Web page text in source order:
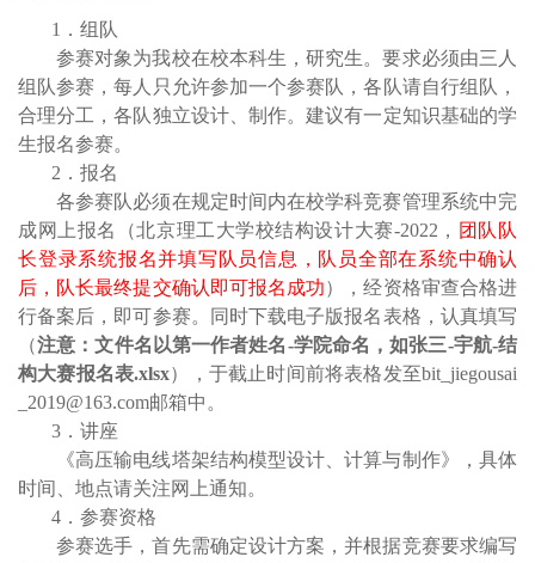
1 ．组队
参赛对象为我校在校本科生，研究生。要求必须由三人
组队参赛，每人只允许参加一个参赛队，各队请自行组队，
合理分工，各队独立设计、制作。建议有一定知识基础的学
生报名参赛。
2 ．报名
各参赛队必须在规定时间内在校学科竞赛管理系统中完
成网上报名
（北京理工大学校结构设计大赛-2022， 团队队
长登录系统报名并填写队员信息，队员全部在系统中确认
后，队长最终提交确认即可报名成功），经资格审查合格进
行备案后，即可参赛。同时下载电子版报名表格，认真填写
（注意：文件名以第一作者姓名-学院命名，如张三-宇航-结
构大赛报名表.xlsx）， 于截止时间前将表格发至bit_jiegousai
_2019@163.com邮箱中。
3 ．讲座
《高压输电线塔架结构模型设计、计算与制作》，具体
时间、地点请关注网上通知。
4 ．参赛资格
参赛选手，首先需确定设计方案，并根据竞赛要求编写